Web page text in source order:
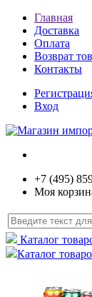
Главная
Доставка
Оплата
Возврат
Контакты
Вход
+7 (495)
Моя
Каталог
Каталог